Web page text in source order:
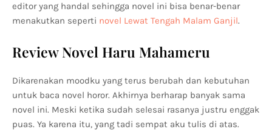
editor yang handal sehingga novel ini bisa benar-benar
menakutkan seperti novel Lewat Tengah Malam Ganjil.
Review Novel Haru Mahameru
Dikarenakan moodku yang terus berubah dan kebutuhan
untuk baca novel horor. Akhirnya berharap banyak sama
novel ini. Meski ketika sudah selesai rasanya justru enggak
puas. Ya karena itu, yang tadi sempat aku tulis di atas.